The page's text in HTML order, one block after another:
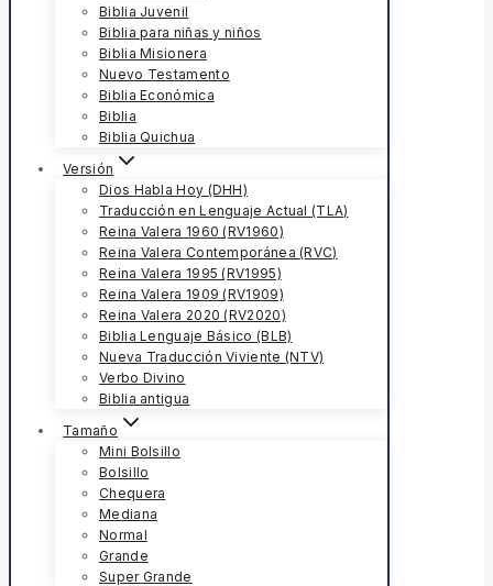
Biblia Juvenil
Biblia para niñas y niños
Biblia Misionera
Nuevo Testamento
Biblia Económica
Biblia
Biblia Quichua
Versión
Dios Habla Hoy (DHH)
Traducción en Lenguaje Actual (TLA)
Reina Valera 1960 (RV1960)
Reina Valera Contemporánea (RVC)
Reina Valera 1995 (RV1995)
Reina Valera 1909 (RV1909)
Reina Valera 2020 (RV2020)
Biblia Lenguaje Básico (BLB)
Nueva Traducción Viviente (NTV)
Verbo Divino
Biblia antigua
Tamaño
Mini Bolsillo
Bolsillo
Chequera
Mediana
Normal
Grande
Super Grande